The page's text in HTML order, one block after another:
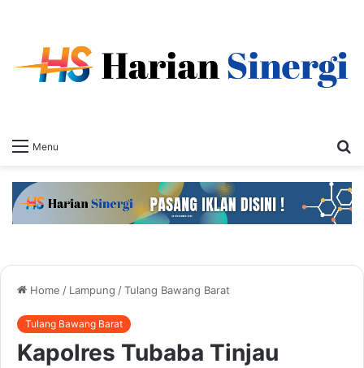
Menu
Home / Lampung /Tulang Bawang Barat
Tulang Bawang Barat
Kapolres Tubaba Tinjau